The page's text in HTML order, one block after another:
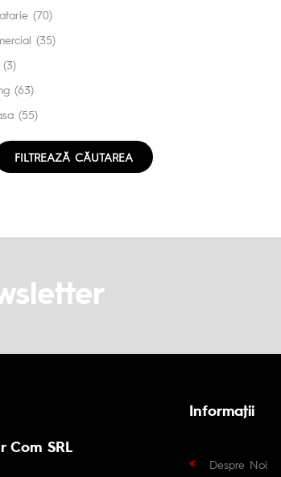
(70)
(35)
(63)
(55)
FILTREAZĂ CĂUTAREA
Com SRL
Informaţii
Despre Noi